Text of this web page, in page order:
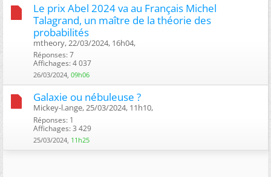
Le prix Abel 2024 va au Français Michel
Talagrand, un maître de la théorie des
probabilités
mtheory, 22/03/2024, 16h04, ‎
Réponses: 7
Affichages: 4 037
26/03/2024, 09h06
Galaxie ou nébuleuse ?
Mickey-l.ange, 25/03/2024, 11h10, ‎
Réponses: 1
Affichages: 3 429
25/03/2024, 11h25